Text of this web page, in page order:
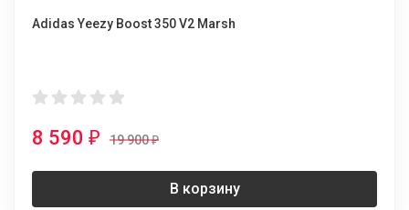
Adidas Yeezy Boost 350 V2 Marsh
8 590 ₽ 19 900₽
В корзину